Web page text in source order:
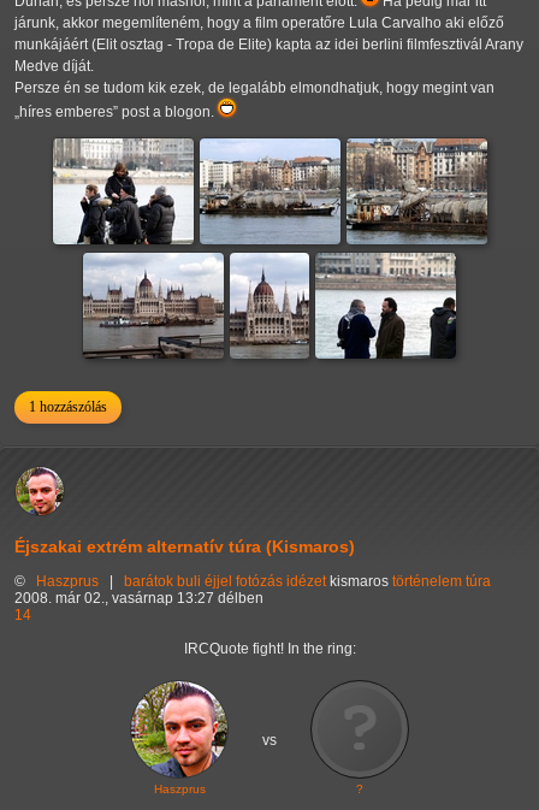
járunk, akkor megemlíteném, hogy a film operatőre Lula Carvalho aki előző
munkájáért (Elit osztag - Tropa de Elite) kapta az idei berlini filmfesztivál Arany
Medve díját.
Persze én se tudom kik ezek, de legalább elmondhatjuk, hogy megint van
„híres emberes” post a blogon.
1 hozzászólás
Éjszakai extrém alternatív túra (Kismaros)
© Haszprus barátok buli éjjel fotózás idézet kismaros történelem túra
2008. már 02., vasárnap 13:27 délben
14
IRCQuote fight! In the ring:
Haszprus
vs
?